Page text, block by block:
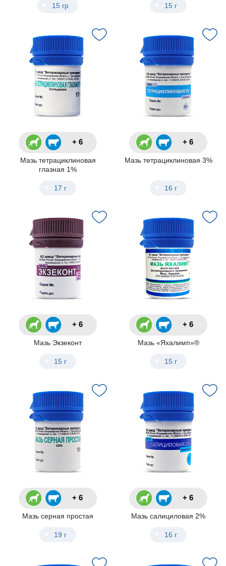
15 гр 15 г
+ 6
Мазь тетрациклиновая
глазная 1%
17 г
+ 6
Мазь тетрациклиновая 3%
16 г
+ 6
Мазь Экзеконт
15 г
+ 6
Мазь «Яхалимп»®
15 г
+ 6
Мазь серная простая
19 г
+ 6
Мазь салициловая 2%
16 г